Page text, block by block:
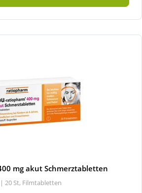
mg akut Schmerztabletten
20 St, Filmtabletten